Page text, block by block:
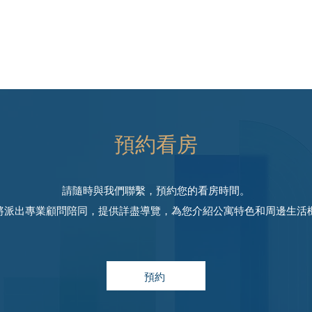
預約看房
請隨時與我們聯繫，預約您的看房時間。
派出專業顧問陪同，提供詳盡導覽，為您介紹公寓特色和周邊生活
預約